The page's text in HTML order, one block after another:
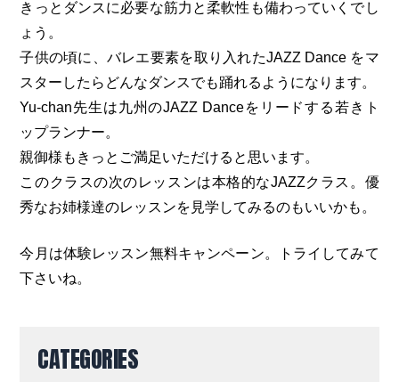
きっとダンスに必要な筋力と柔軟性も備わっていくでし
ょう。
子供の頃に、バレエ要素を取り入れたJAZZ Dance をマ
スターしたらどんなダンスでも踊れるようになります。
Yu-chan先生は九州のJAZZ Danceをリードする若きト
ップランナー。
親御様もきっとご満足いただけると思います。
このクラスの次のレッスンは本格的なJAZZクラス。優
秀なお姉様達のレッスンを見学してみるのもいいかも。
今月は体験レッスン無料キャンペーン。トライしてみて
下さいね。
CATEGORIES